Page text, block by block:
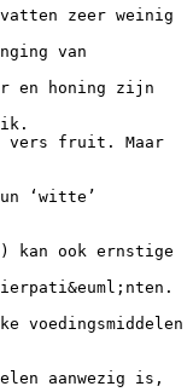
zeer weinig
van
en honing zijn
vers fruit. Maar
‘witte’
kan ook ernstige
voedingsmiddelen
aanwezig is,